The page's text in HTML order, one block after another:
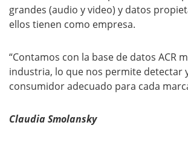
grandes (audio y video) y datos
ellos tienen como empresa.
“Contamos con la base de datos ACR
industria, lo que nos permite detectar
consumidor adecuado para cada
Claudia Smolansky